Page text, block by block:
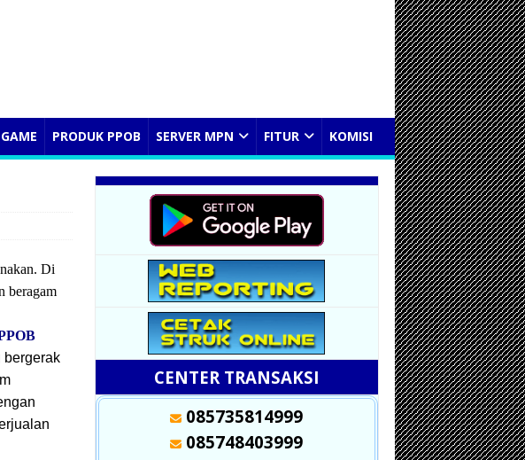
PRODUK PPOB SERVER MPN FITUR KOMISI
Di
beragam
bergerak
CENTER TRANSAKSI
085735814999
085748403999